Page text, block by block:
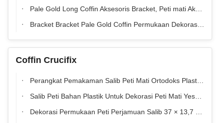
Pale Gold Long Coffin Aksesoris Bracket, Peti mati Aksesoris Pemasok
Bracket Bracket Pale Gold Coffin Permukaan Dekorasi Cross Shape For Casket Screw
Coffin Crucifix
Perangkat Pemakaman Salib Peti Mati Ortodoks Plastik Yesus 11 #
Salib Peti Bahan Plastik Untuk Dekorasi Peti Mati Yesus 1 #
Dekorasi Permukaan Peti Perjamuan Salib 37 × 13,7 Cm Emas Yesus Peti Perjamuan Salib